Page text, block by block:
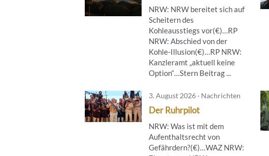
NRW: NRW bereitet sich auf
Scheitern des
Kohleausstiegs vor(€)…RP
NRW: Abschied von der
Kohle-Illusion(€)…RP NRW:
Kanzleramt „aktuell keine
Option“…Stern Beitrag ...
3. August 2026 · Nachrichten
Der Ruhrpilot
NRW: Was ist mit dem
Aufenthaltsrecht von
Gefährdern?(€)…WAZ NRW: